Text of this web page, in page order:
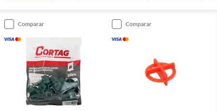
comparar comparar